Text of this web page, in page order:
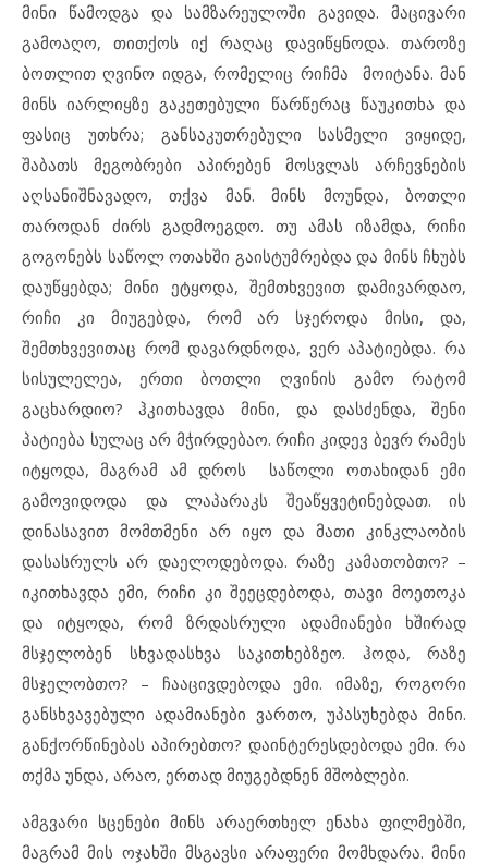
მინი წამოდგა და სამზარეულოში გავიდა. მაცივარი
გამოაღო, თითქოს იქ რაღაც დავიწყნოდა. თაროზე
ბოთლით ღვინო იდგა, რომელიც რიჩმა მოიტანა. მან
მინს იარლიყზე გაკეთებული წარწერაც წაუკითხა და
ფასიც უთხრა; განსაკუთრებული სასმელი ვიყიდე,
შაბათს მეგობრები აპირებენ მოსვლას არჩევნების
აღსანიშნავადო, თქვა მან. მინს მოუნდა, ბოთლი
თაროდან ძირს გადმოეგდო. თუ ამას იზამდა, რიჩი
გოგონებს საწოლ ოთახში გაისტუმრებდა და მინს ჩხუბს
დაუწყებდა; მინი ეტყოდა, შემთხვევით დამივარდაო,
რიჩი კი მიუგებდა, რომ არ სჯეროდა მისი, და,
შემთხვევითაც რომ დავარდნოდა, ვერ აპატიებდა. რა
სისულელეა, ერთი ბოთლი ღვინის გამო რატომ
გაცხარდიო? ჰკითხავდა მინი, და დასძენდა, შენი
პატიება სულაც არ მჭირდებაო. რიჩი კიდევ ბევრ რამეს
იტყოდა, მაგრამ ამ დროს საწოლი ოთახიდან ემი
გამოვიდოდა და ლაპარაკს შეაწყვეტინებდათ. ის
დინასავით მომთმენი არ იყო და მათი კინკლაობის
დასასრულს არ დაელოდებოდა. რაზე კამათობთო? –
იკითხავდა ემი, რიჩი კი შეეცდებოდა, თავი მოეთოკა
და იტყოდა, რომ ზრდასრული ადამიანები ხშირად
მსჯელობენ სხვადასხვა საკითხებზეო. ჰოდა, რაზე
მსჯელობთო? – ჩააცივდებოდა ემი. იმაზე, როგორი
განსხვავებული ადამიანები ვართო, უპასუხებდა მინი.
განქორწინებას აპირებთო? დაინტერესდებოდა ემი. რა
თქმა უნდა, არაო, ერთად მიუგებდნენ მშობლები.
ამგვარი სცენები მინს არაერთხელ ენახა ფილმებში,
მაგრამ მის ოჯახში მსგავსი არაფერი მომხდარა. მინი